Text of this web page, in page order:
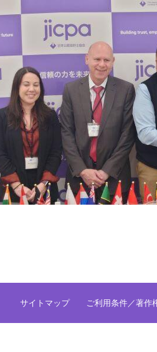
サイトマップ ご利用条件／著作